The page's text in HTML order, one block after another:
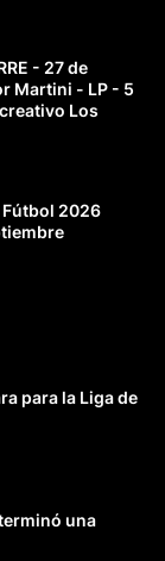
- 27 de
Martini - LP - 5
Los
Fútbol 2026
para la Liga de
una